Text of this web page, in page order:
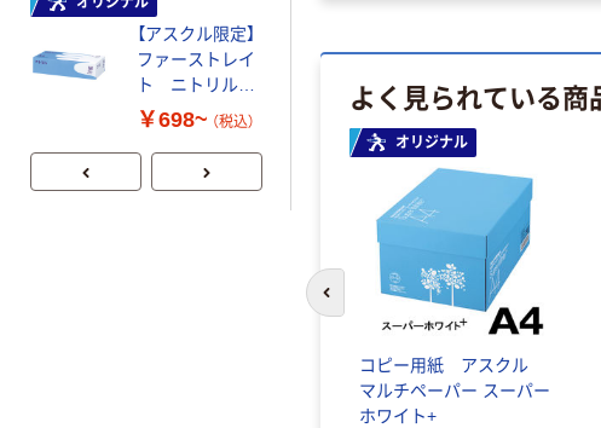
よく見られている商
オリジナル
コピー用紙 アスクル
マルチペーパー スーパー
ホワイト+
前のスライドへ
【アスクル限定】
ファーストレイ
ト ニトリルグ
ローブ ホワイ
ウダーフリー）
￥698~ （税込）
トル
￥686~ （税込）